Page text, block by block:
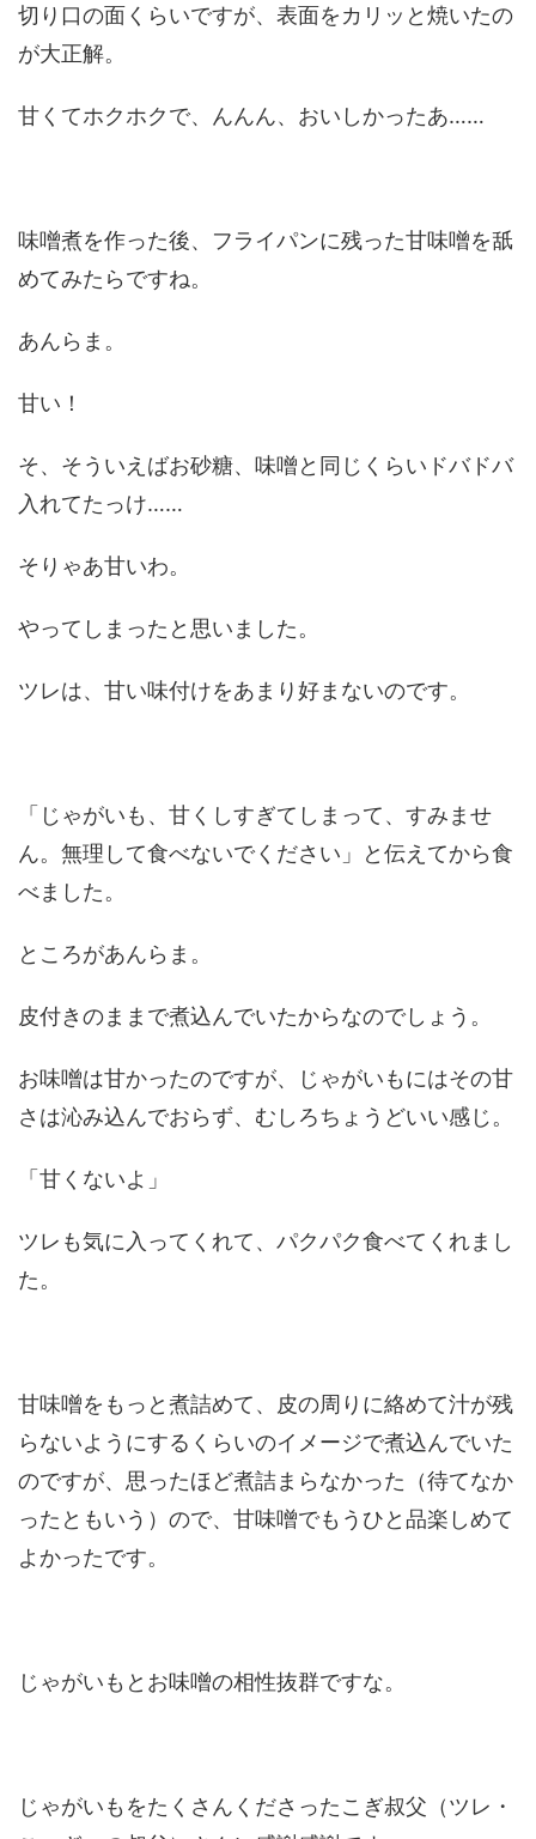
切り口の面くらいですが、表面をカリッと焼いたの
が大正解。
甘くてホクホクで、んんん、おいしかったあ……
味噌煮を作った後、フライパンに残った甘味噌を舐
めてみたらですね。
あんらま。
甘い！
そ、そういえばお砂糖、味噌と同じくらいドバドバ
入れてたっけ……
そりゃあ甘いわ。
やってしまったと思いました。
ツレは、甘い味付けをあまり好まないのです。
「じゃがいも、甘くしすぎてしまって、すみませ
ん。無理して食べないでください」と伝えてから食
べました。
ところがあんらま。
皮付きのままで煮込んでいたからなのでしょう。
お味噌は甘かったのですが、じゃがいもにはその甘
さは沁み込んでおらず、むしろちょうどいい感じ。
「甘くないよ」
ツレも気に入ってくれて、パクパク食べてくれまし
た。
甘味噌をもっと煮詰めて、皮の周りに絡めて汁が残
らないようにするくらいのイメージで煮込んでいた
のですが、思ったほど煮詰まらなかった（待てなか
ったともいう）ので、甘味噌でもうひと品楽しめて
よかったです。
じゃがいもとお味噌の相性抜群ですな。
じゃがいもをたくさんくださったこぎ叔父（ツレ・